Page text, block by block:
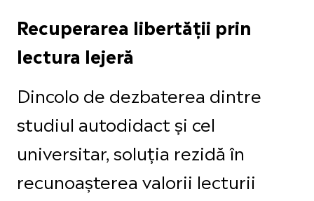
Recuperarea libertății prin
lectura lejeră
Dincolo de dezbaterea dintre
studiul autodidact și cel
universitar, soluția rezidă în
recunoașterea valorii lecturii